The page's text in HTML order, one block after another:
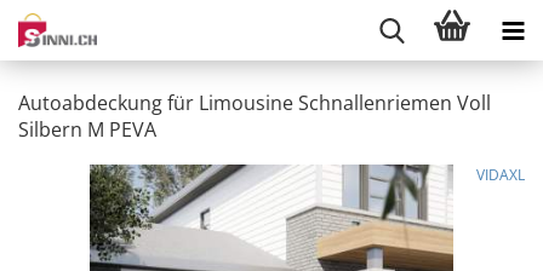
Autoabdeckung für Limousine Schnallenriemen Voll
Silbern M PEVA
VIDAXL